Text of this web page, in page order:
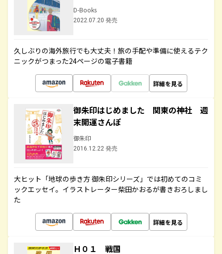
D-Books
2022.07.20 発売
久しぶりの海外旅行でも大丈夫！旅の手配や準備に使えるテク
ニックがつまった24ページの電子書籍
詳細を見る
御朱印はじめました 関東の神社 週
末開運さんぽ
御朱印
2016.12.22 発売
大ヒット「地球の歩き方 御朱印シリーズ」では初めてのコミ
ックエッセイ。イラストレーター柴田かおるが書きおろしまし
た
詳細を見る
Ｈ０１ 戦国